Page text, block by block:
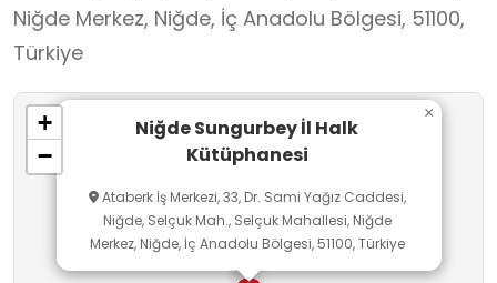
Niğde Merkez, Niğde, İç Anadolu Bölgesi, 51100,
Türkiye
Niğde Sungurbey İl Halk
Kütüphanesi
Ataberk İş Merkezi, 33, Dr. Sami Yağız Caddesi,
Niğde, Selçuk Mah., Selçuk Mahallesi, Niğde
Merkez, Niğde, İç Anadolu Bölgesi, 51100, Türkiye
×
+
−